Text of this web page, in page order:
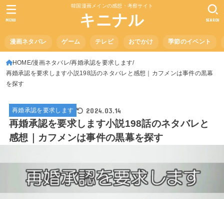
韓国漫画メインの感想・考察サイト
キニナル
漫画ネタバレ ゲーム テレビ おでかけ 季節のイベント
SEARCH
MENU
HOME 漫画ネタバレ 再婚承認を要求します
再婚承認を要求します小説198話のネタバレと感想｜カフメンは事件の黒幕
を探す
再婚承認を要求します 2024.03.14
再婚承認を要求します小説198話のネタバレと
感想｜カフメンは事件の黒幕を探す